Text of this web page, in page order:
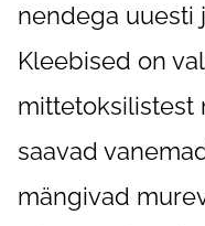
nendega uuesti
Kleebised on
mittetoksilistest
saavad
mängivad